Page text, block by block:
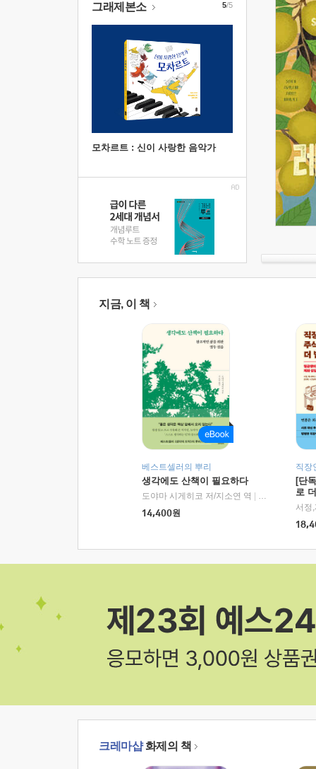
그래제본소
모차르트 : 신이 사랑한 음악가
5/5
지금, 이 책
베스트셀러의 뿌리
생각에도 산책이 필요하다
도야마 시게히코 저/지소연 역
알에이치코리
14,400원
직장
[단
로
크레마샵화제의 책